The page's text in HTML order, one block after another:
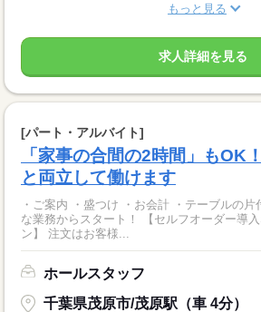
もっと見る
求人詳細を見る
[パート・アルバイト]
「家事の合間の2時間」もOK
と両立して働けます
・ご案内 ・盛つけ ・お会計 ・テーブルの
な業務からスタート！ 【セルフオーダー導入なので接客がカンタ
ン】 注文はお客様...
ホールスタッフ
千葉県茂原市/茂原駅（車 4分）